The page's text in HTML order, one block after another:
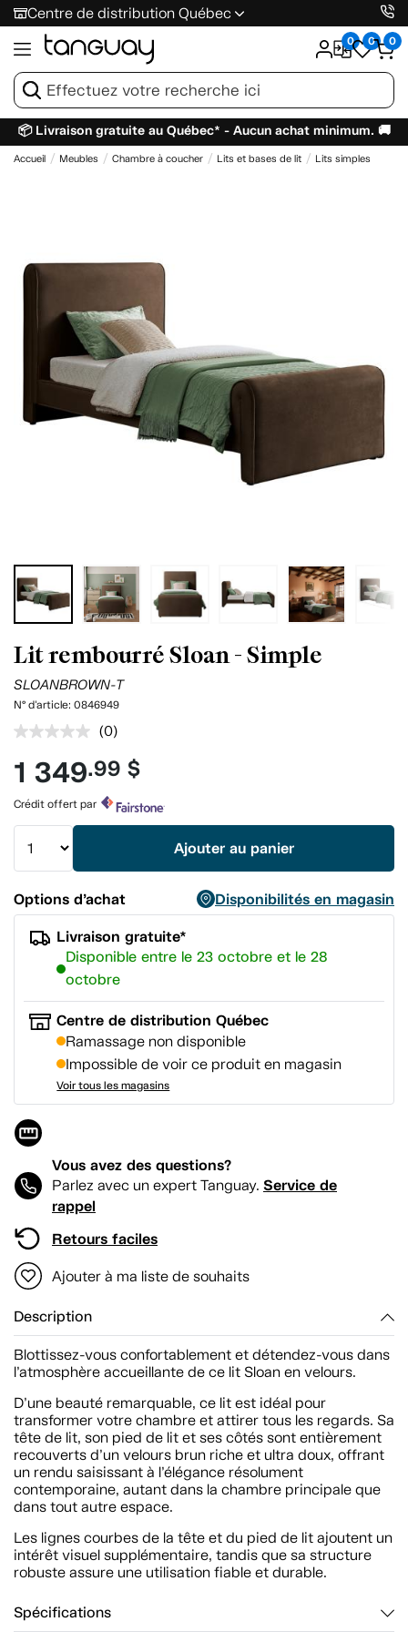
Centre de distribution Québec
0 0 0
📦 Livraison gratuite au Québec* - Aucun achat minimum. 🚚
Accueil Meubles Chambre à coucher Lits et bases de lit Lits simples
Lit rembourré Sloan - Simple
SLOANBROWN-T
N° d'article: 0846949
Aucune
pour
ce
produit.
Lien
vers
page.
(0)
1 349.99 $
Crédit offert par
Ajouter au panier
Options d’achat
Disponibilités en magasin
Livraison gratuite*
Disponible entre le 23 octobre et le 28
octobre
Centre de distribution Québec
Ramassage non disponible
Impossible de voir ce produit en magasin
Voir tous les magasins
Vous avez des questions?
Parlez avec un expert Tanguay. Service de
rappel
Retours faciles
Ajouter à ma liste de souhaits
Description
Blottissez-vous confortablement et détendez-vous dans
l’atmosphère accueillante de ce lit Sloan en velours.
D’une beauté remarquable, ce lit est idéal pour
transformer votre chambre et attirer tous les regards. Sa
tête de lit, son pied de lit et ses côtés sont entièrement
recouverts d’un velours brun riche et ultra doux, offrant
un rendu saisissant à l’élégance résolument
contemporaine, autant dans la chambre principale que
dans tout autre espace.
Les lignes courbes de la tête et du pied de lit ajoutent un
intérêt visuel supplémentaire, tandis que sa structure
robuste assure une utilisation fiable et durable.
Spécifications